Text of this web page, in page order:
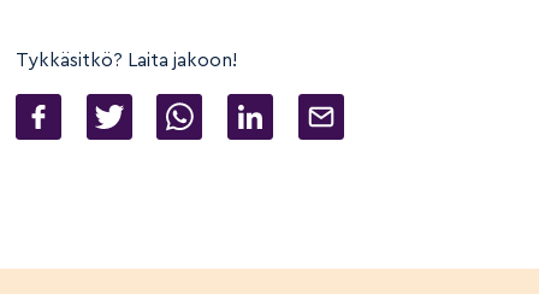
Tykkäsitkö? Laita jakoon!